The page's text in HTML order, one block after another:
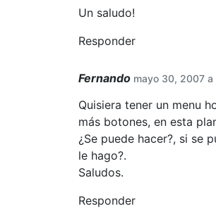
Un saludo!
Responder
Fernando mayo 30, 2007 a
Quisiera tener un menu
más botones, en esta
¿Se puede hacer?, si se
le hago?.
Saludos.
Responder